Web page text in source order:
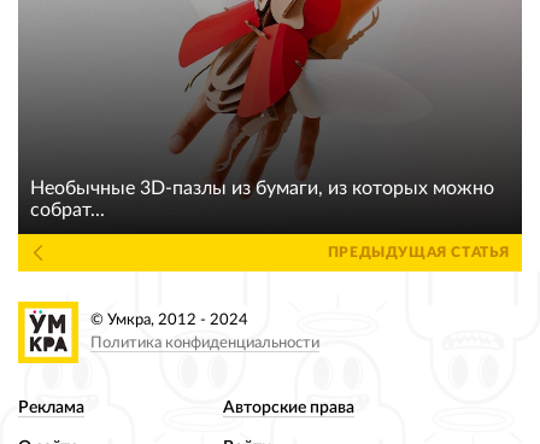
Необычные 3D-пазлы из бумаги, из которых можно
собрат...
ПРЕДЫДУЩАЯ СТАТЬЯ
Реклама Авторские права
© Умкра, 2012 - 2024
Политика конфиденциальности